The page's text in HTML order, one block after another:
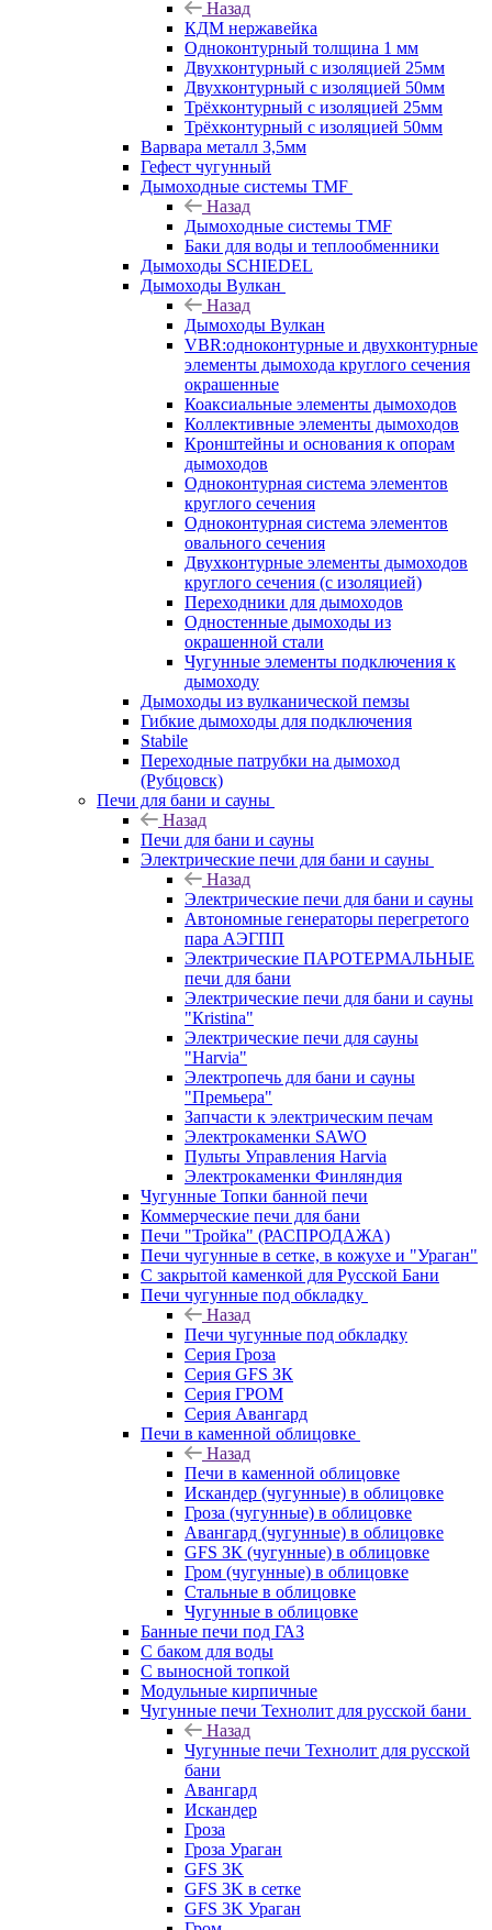
Назад
КДМ нержавейка
Одноконтурный толщина 1 мм
Двухконтурный с изоляцией 25мм
Двухконтурный с изоляцией 50мм
Трёхконтурный с изоляцией 25мм
Трёхконтурный с изоляцией 50мм
Варвара металл 3,5мм
Гефест чугунный
Дымоходные системы TMF
Назад
Дымоходные системы TMF
Баки для воды и теплообменники
Дымоходы SCHIEDEL
Дымоходы Вулкан
Назад
Дымоходы Вулкан
VBR:одноконтурные и двухконтурные
элементы дымохода круглого сечения
окрашенные
Коаксиальные элементы дымоходов
Коллективные элементы дымоходов
Кронштейны и основания к опорам
дымоходов
Одноконтурная система элементов
круглого сечения
Одноконтурная система элементов
овального сечения
Двухконтурные элементы дымоходов
круглого сечения (с изоляцией)
Переходники для дымоходов
Одностенные дымоходы из
окрашенной стали
Чугунные элементы подключения к
дымоходу
Дымоходы из вулканической пемзы
Гибкие дымоходы для подключения
Stabile
Переходные патрубки на дымоход
(Рубцовск)
Печи для бани и сауны
Назад
Печи для бани и сауны
Электрические печи для бани и сауны
Назад
Электрические печи для бани и сауны
Автономные генераторы перегретого
пара АЭГПП
Электрические ПАРОТЕРМАЛЬНЫЕ
печи для бани
Электрические печи для бани и сауны
"Кristina"
Электрические печи для сауны
"Harvia"
Электропечь для бани и сауны
"Премьера"
Запчасти к электрическим печам
Электрокаменки SAWO
Пульты Управления Harvia
Электрокаменки Финляндия
Чугунные Топки банной печи
Коммерческие печи для бани
Печи "Тройка" (РАСПРОДАЖА)
Печи чугунные в сетке, в кожухе и "Ураган"
С закрытой каменкой для Русской Бани
Печи чугунные под обкладку
Назад
Печи чугунные под обкладку
Серия Гроза
Серия GFS ЗК
Серия ГРОМ
Серия Авангард
Печи в каменной облицовке
Назад
Печи в каменной облицовке
Искандер (чугунные) в облицовке
Гроза (чугунные) в облицовке
Авангард (чугунные) в облицовке
GFS ЗК (чугунные) в облицовке
Гром (чугунные) в облицовке
Стальные в облицовке
Чугунные в облицовке
Банные печи под ГАЗ
С баком для воды
С выносной топкой
Модульные кирпичные
Чугунные печи Технолит для русской бани
Назад
Чугунные печи Технолит для русской
бани
Авангард
Искандер
Гроза
Гроза Ураган
GFS 3K
GFS 3K в сетке
GFS 3K Ураган